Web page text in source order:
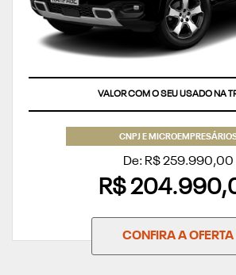
VALOR COM O SEU USADO NA
CNPJ E
De: R$ 259.990,00
R$
CONFIRA A OFERTA